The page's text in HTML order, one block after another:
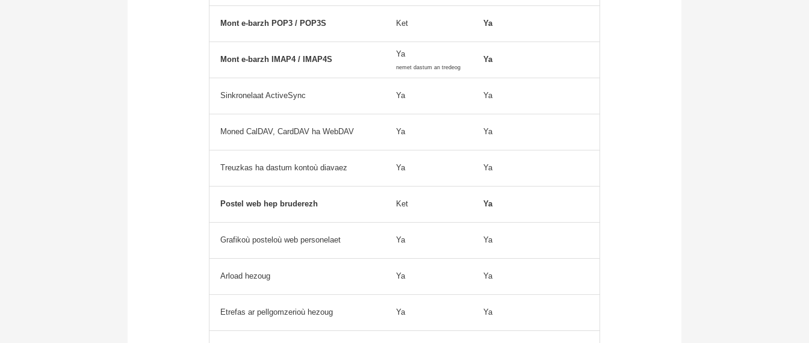
Mont e-barzh POP3 / POP3S Ket Ya
Mont e-barzh IMAP4 / IMAP4S
Ya
nemet dastum an tredeog
Ya
Sinkronelaat ActiveSync Ya Ya
Moned CalDAV, CardDAV ha WebDAV Ya Ya
Treuzkas ha dastum kontoù diavaez Ya Ya
Postel web hep bruderezh Ket Ya
Grafikoù posteloù web personelaet Ya Ya
Arload hezoug Ya Ya
Etrefas ar pellgomzerioù hezoug Ya Ya